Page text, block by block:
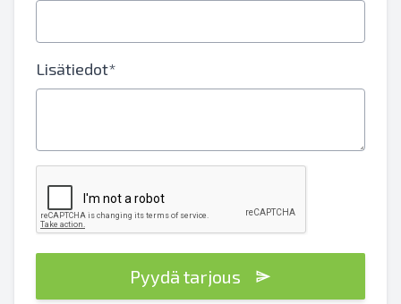
Lisätiedot*
Pyydä tarjous